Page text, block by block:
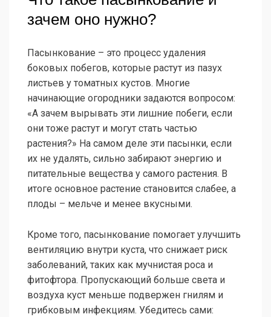
зачем оно нужно?
Пасынкование – это процесс удаления
боковых побегов, которые растут из пазух
листьев у томатных кустов. Многие
начинающие огородники задаются вопросом:
«А зачем вырывать эти лишние побеги, если
они тоже растут и могут стать частью
растения?» На самом деле эти пасынки, если
их не удалять, сильно забирают энергию и
питательные вещества у самого растения. В
итоге основное растение становится слабее, а
плоды – мельче и менее вкусными.
Кроме того, пасынкование помогает улучшить
вентиляцию внутри куста, что снижает риск
заболеваний, таких как мучнистая роса и
фитофтора. Пропускающий больше света и
воздуха куст меньше подвержен гнилям и
грибковым инфекциям. Убедитесь сами: